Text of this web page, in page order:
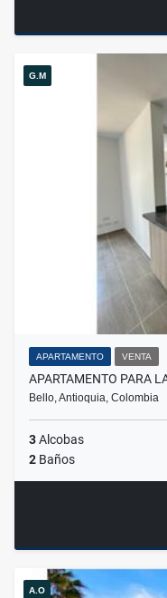
G.M
APARTAMENTO VENTA
APARTAMENTO PARA
Bello, Antioquia, Colombia
3Alcobas
2 Baños
A.O